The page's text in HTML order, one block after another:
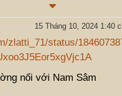
15 Tháng 10, 2024 1:40
zlatti_71/status/
nối với Nam Sâm